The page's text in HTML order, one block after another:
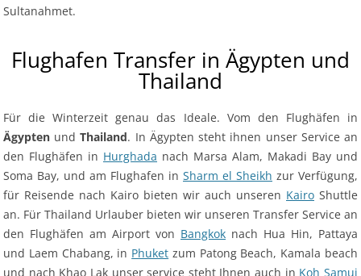
Sultanahmet.
Flughafen Transfer in Ägypten und
Thailand
Für die Winterzeit genau das Ideale. Vom den Flughäfen in
Ägypten undThailand. In Ägypten steht ihnen unser Service an
den Flughäfen in Hurghada nach Marsa Alam, Makadi Bay und
Soma Bay, und am Flughafen in Sharm el Sheikh zur Verfügung,
für Reisende nach Kairo bieten wir auch unseren Kairo Shuttle
an. Für Thailand Urlauber bieten wir unseren Transfer Service an
den Flughäfen am Airport von Bangkok nach Hua Hin, Pattaya
und Laem Chabang, in Phuket zum Patong Beach, Kamala beach
und nach Khao Lak unser service steht Ihnen auch in Koh Samui